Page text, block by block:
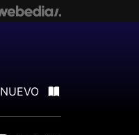
NUEVO